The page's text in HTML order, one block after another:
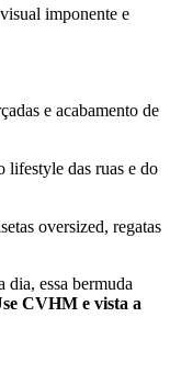
imponente e
e acabamento de
lifestyle das ruas e do
oversized, regatas
dia, essa bermuda
CVHM e vista a